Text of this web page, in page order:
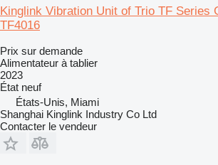
Kinglink Vibration Unit of Trio TF Series
TF4016
Prix sur demande
Alimentateur à tablier
2023
État neuf
États-Unis, Miami
Shanghai Kinglink Industry Co Ltd
Contacter le vendeur